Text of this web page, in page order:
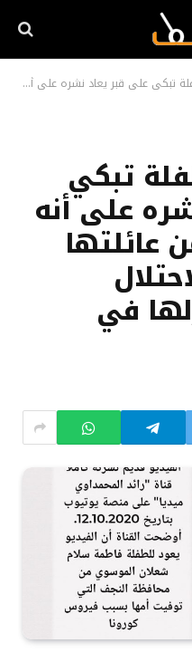
أنه لناجية وحيدة من عائلتها بعد أن قصف الاحتلال الإسرائيلي منزلها في قطاع غزة
تبكي
على أنه
عائلتها
في